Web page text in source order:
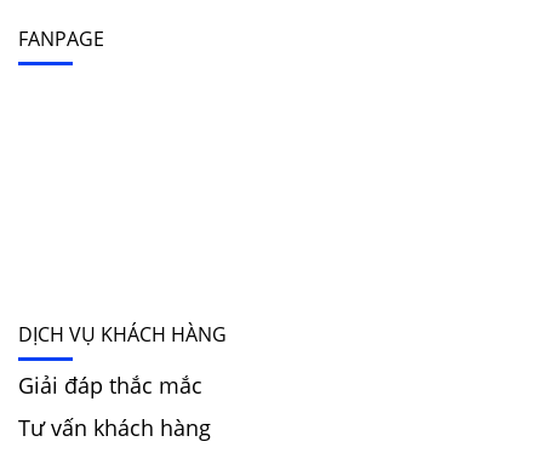
FANPAGE
DỊCH VỤ KHÁCH HÀNG
Giải đáp thắc mắc
Tư vấn khách hàng